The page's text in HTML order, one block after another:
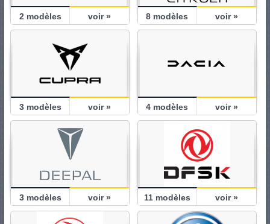
2modèles voir » 8 modèles voir »
3modèles voir » 4 modèles voir »
3modèles voir » 11modèles voir »